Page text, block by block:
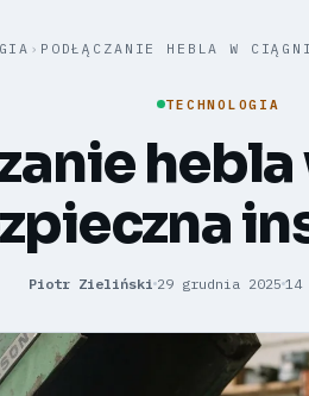
› PODŁĄCZANIE HEBLA W
TECHNOLOGIA
Piotr Zieliński 29 grudnia 2025 14